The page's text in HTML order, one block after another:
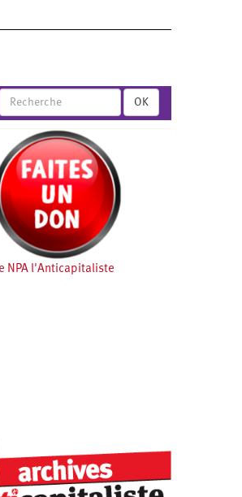
OK
NPA l'Anticapitaliste